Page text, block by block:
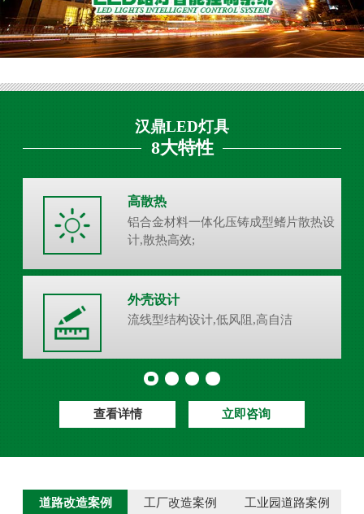
汉鼎LED灯具
8大特性
高散热
铝合金材料一体化压铸成型鳍片散热设
计,散热高效;
外壳设计
流线型结构设计,低风阻,高自洁
查看详情 立即咨询
道路改造案例 工厂改造案例 工业园道路案例